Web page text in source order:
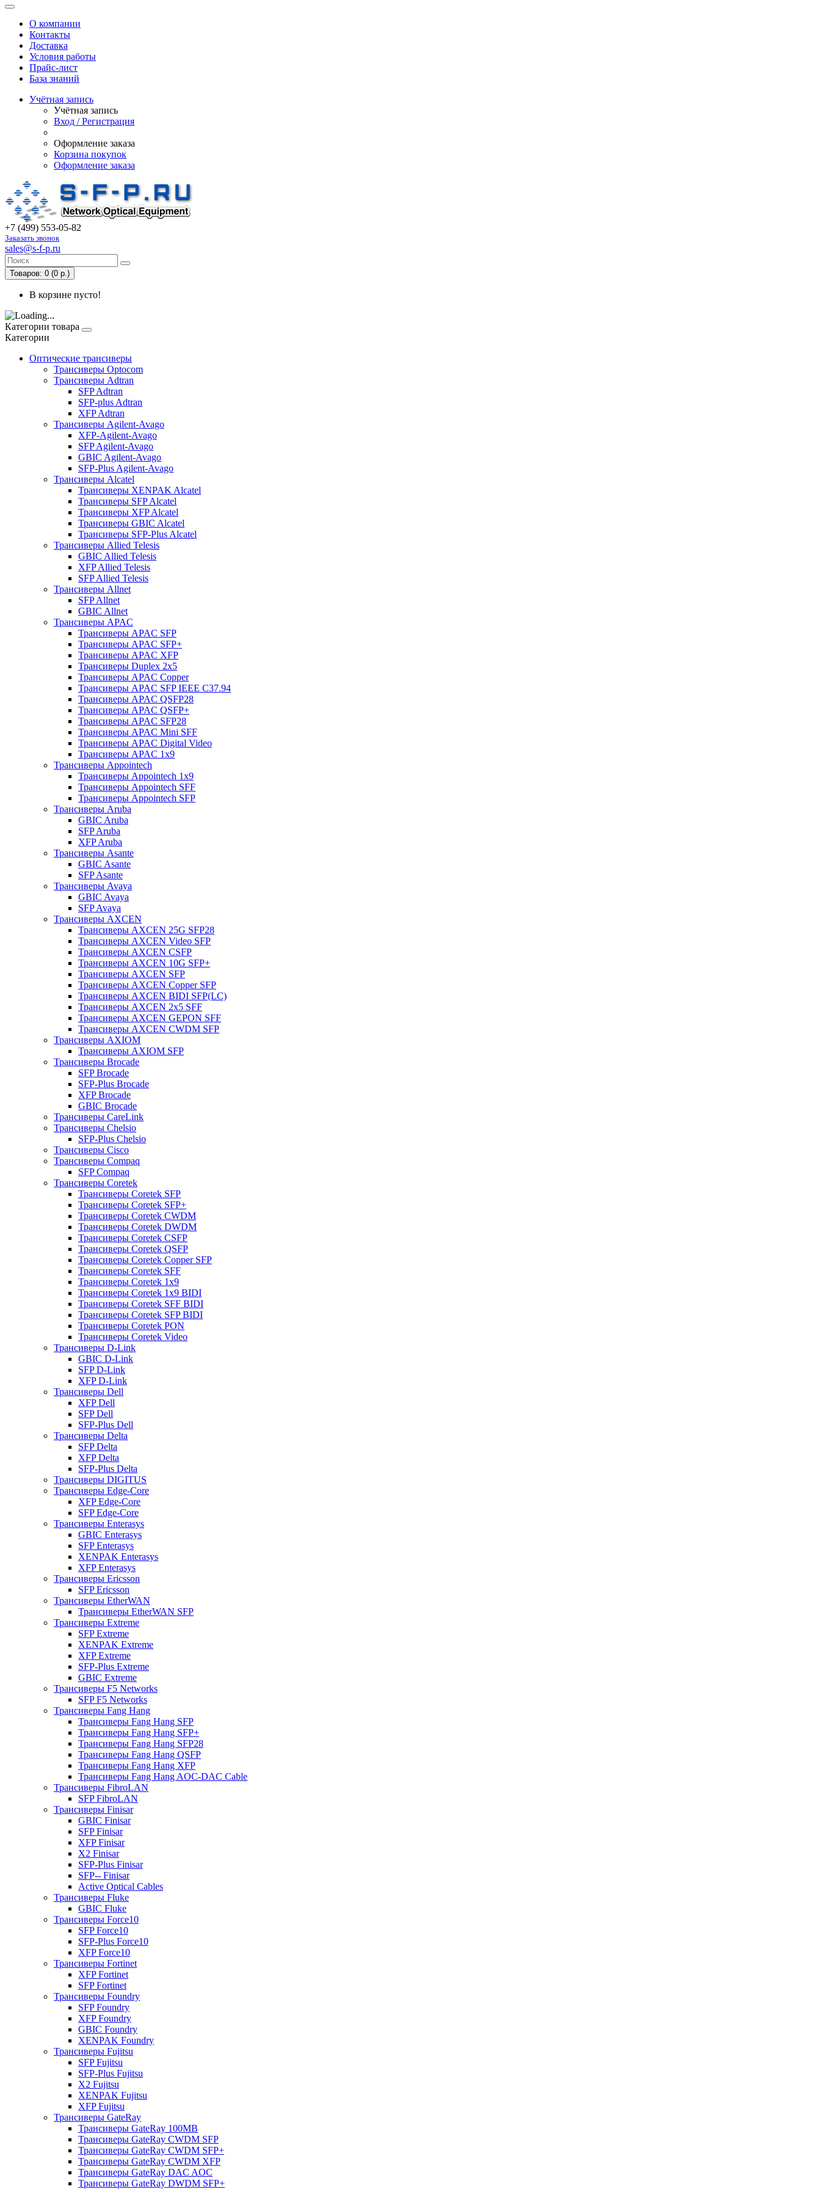
О компании
Контакты
Доставка
Условия работы
Прайс-лист
База знаний
Учётная запись
Учётная запись
Вход / Регистрация
Оформление заказа
Корзина покупок
Оформление заказа
+7 (499) 553-05-82
Заказать звонок
sales@s-f-p.ru
Товаров: 0 (0 р.)
В корзине пусто!
Категории товара
Категории
Оптические трансиверы
Трансиверы Optocom
Трансиверы Adtran
SFP Adtran
SFP-plus Adtran
XFP Adtran
Трансиверы Agilent-Avago
XFP-Agilent-Avago
SFP Agilent-Avago
GBIC Agilent-Avago
SFP-Plus Agilent-Avago
Трансиверы Alcatel
Трансиверы XENPAK Alcatel
Трансиверы SFP Alcatel
Трансиверы XFP Alcatel
Трансиверы GBIC Alcatel
Трансиверы SFP-Plus Alcatel
Трансиверы Allied Telesis
GBIC Allied Telesis
XFP Allied Telesis
SFP Allied Telesis
Трансиверы Allnet
SFP Allnet
GBIC Allnet
Трансиверы APAC
Трансиверы APAC SFP
Трансиверы APAC SFP+
Трансиверы APAC XFP
Трансиверы Duplex 2x5
Трансиверы APAC Copper
Трансиверы APAC SFP IEEE C37.94
Трансиверы APAC QSFP28
Трансиверы APAC QSFP+
Трансиверы APAC SFP28
Трансиверы APAC Mini SFF
Трансиверы APAC Digital Video
Трансиверы APAC 1x9
Трансиверы Appointech
Трансиверы Appointech 1x9
Трансиверы Appointech SFF
Трансиверы Appointech SFP
Трансиверы Aruba
GBIC Aruba
SFP Aruba
XFP Aruba
Трансиверы Asante
GBIC Asante
SFP Asante
Трансиверы Avaya
GBIC Avaya
SFP Avaya
Трансиверы AXCEN
Трансиверы AXCEN 25G SFP28
Трансиверы AXCEN Video SFP
Трансиверы AXCEN CSFP
Трансиверы AXCEN 10G SFP+
Трансиверы AXCEN SFP
Трансиверы AXCEN Copper SFP
Трансиверы AXCEN BIDI SFP(LC)
Трансиверы AXCEN 2x5 SFF
Трансиверы AXCEN GEPON SFF
Трансиверы AXCEN CWDM SFP
Трансиверы AXIOM
Трансиверы AXIOM SFP
Трансиверы Brocade
SFP Brocade
SFP-Plus Brocade
XFP Brocade
GBIC Brocade
Трансиверы CareLink
Трансиверы Chelsio
SFP-Plus Chelsio
Трансиверы Cisco
Трансиверы Compaq
SFP Compaq
Трансиверы Coretek
Трансиверы Coretek SFP
Трансиверы Coretek SFP+
Трансиверы Coretek CWDM
Трансиверы Coretek DWDM
Трансиверы Coretek CSFP
Трансиверы Coretek QSFP
Трансиверы Coretek Copper SFP
Трансиверы Coretek SFF
Трансиверы Coretek 1x9
Трансиверы Coretek 1x9 BIDI
Трансиверы Coretek SFF BIDI
Трансиверы Coretek SFP BIDI
Трансиверы Coretek PON
Трансиверы Coretek Video
Трансиверы D-Link
GBIC D-Link
SFP D-Link
XFP D-Link
Трансиверы Dell
XFP Dell
SFP Dell
SFP-Plus Dell
Трансиверы Delta
SFP Delta
XFP Delta
SFP-Plus Delta
Трансиверы DIGITUS
Трансиверы Edge-Core
XFP Edge-Core
SFP Edge-Core
Трансиверы Enterasys
GBIC Enterasys
SFP Enterasys
XENPAK Enterasys
XFP Enterasys
Трансиверы Ericsson
SFP Ericsson
Трансиверы EtherWAN
Трансиверы EtherWAN SFP
Трансиверы Extreme
SFP Extreme
XENPAK Extreme
XFP Extreme
SFP-Plus Extreme
GBIC Extreme
Трансиверы F5 Networks
SFP F5 Networks
Трансиверы Fang Hang
Трансиверы Fang Hang SFP
Трансиверы Fang Hang SFP+
Трансиверы Fang Hang SFP28
Трансиверы Fang Hang QSFP
Трансиверы Fang Hang XFP
Трансиверы Fang Hang AOC-DAC Cable
Трансиверы FibroLAN
SFP FibroLAN
Трансиверы Finisar
GBIC Finisar
SFP Finisar
XFP Finisar
X2 Finisar
SFP-Plus Finisar
SFP-- Finisar
Active Optical Cables
Трансиверы Fluke
GBIC Fluke
Трансиверы Force10
SFP Force10
SFP-Plus Force10
XFP Force10
Трансиверы Fortinet
XFP Fortinet
SFP Fortinet
Трансиверы Foundry
SFP Foundry
XFP Foundry
GBIC Foundry
XENPAK Foundry
Трансиверы Fujitsu
SFP Fujitsu
SFP-Plus Fujitsu
X2 Fujitsu
XENPAK Fujitsu
XFP Fujitsu
Трансиверы GateRay
Трансиверы GateRay 100MB
Трансиверы GateRay CWDM SFP
Трансиверы GateRay CWDM SFP+
Трансиверы GateRay CWDM XFP
Трансиверы GateRay DAC AOC
Трансиверы GateRay DWDM SFP+